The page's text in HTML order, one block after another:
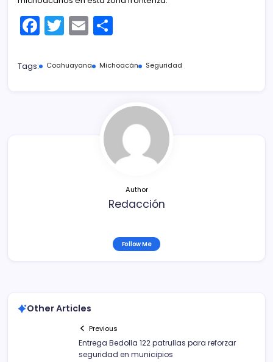
F
c
T
itt
E
ai m
ar
tir
Tags: Coahuayana Michoacán Seguridad
Author
Redacción
Follow Me
Other Articles
Previous
Entrega Bedolla 122 patrullas para reforzar
seguridad en municipios